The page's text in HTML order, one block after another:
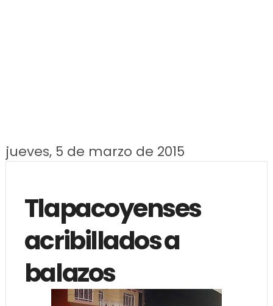
jueves, 5 de marzo de 2015
Tlapacoyenses
acribillados a
balazos